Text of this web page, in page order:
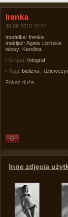
Irenka
30.09.2010 11:21
modelka: Irenka
makijaż: Agata Lipińska
włosy: Karolina
Grupa: fotograf
Tagi: bielizna
Pokaż duże
Inne zdjęcia